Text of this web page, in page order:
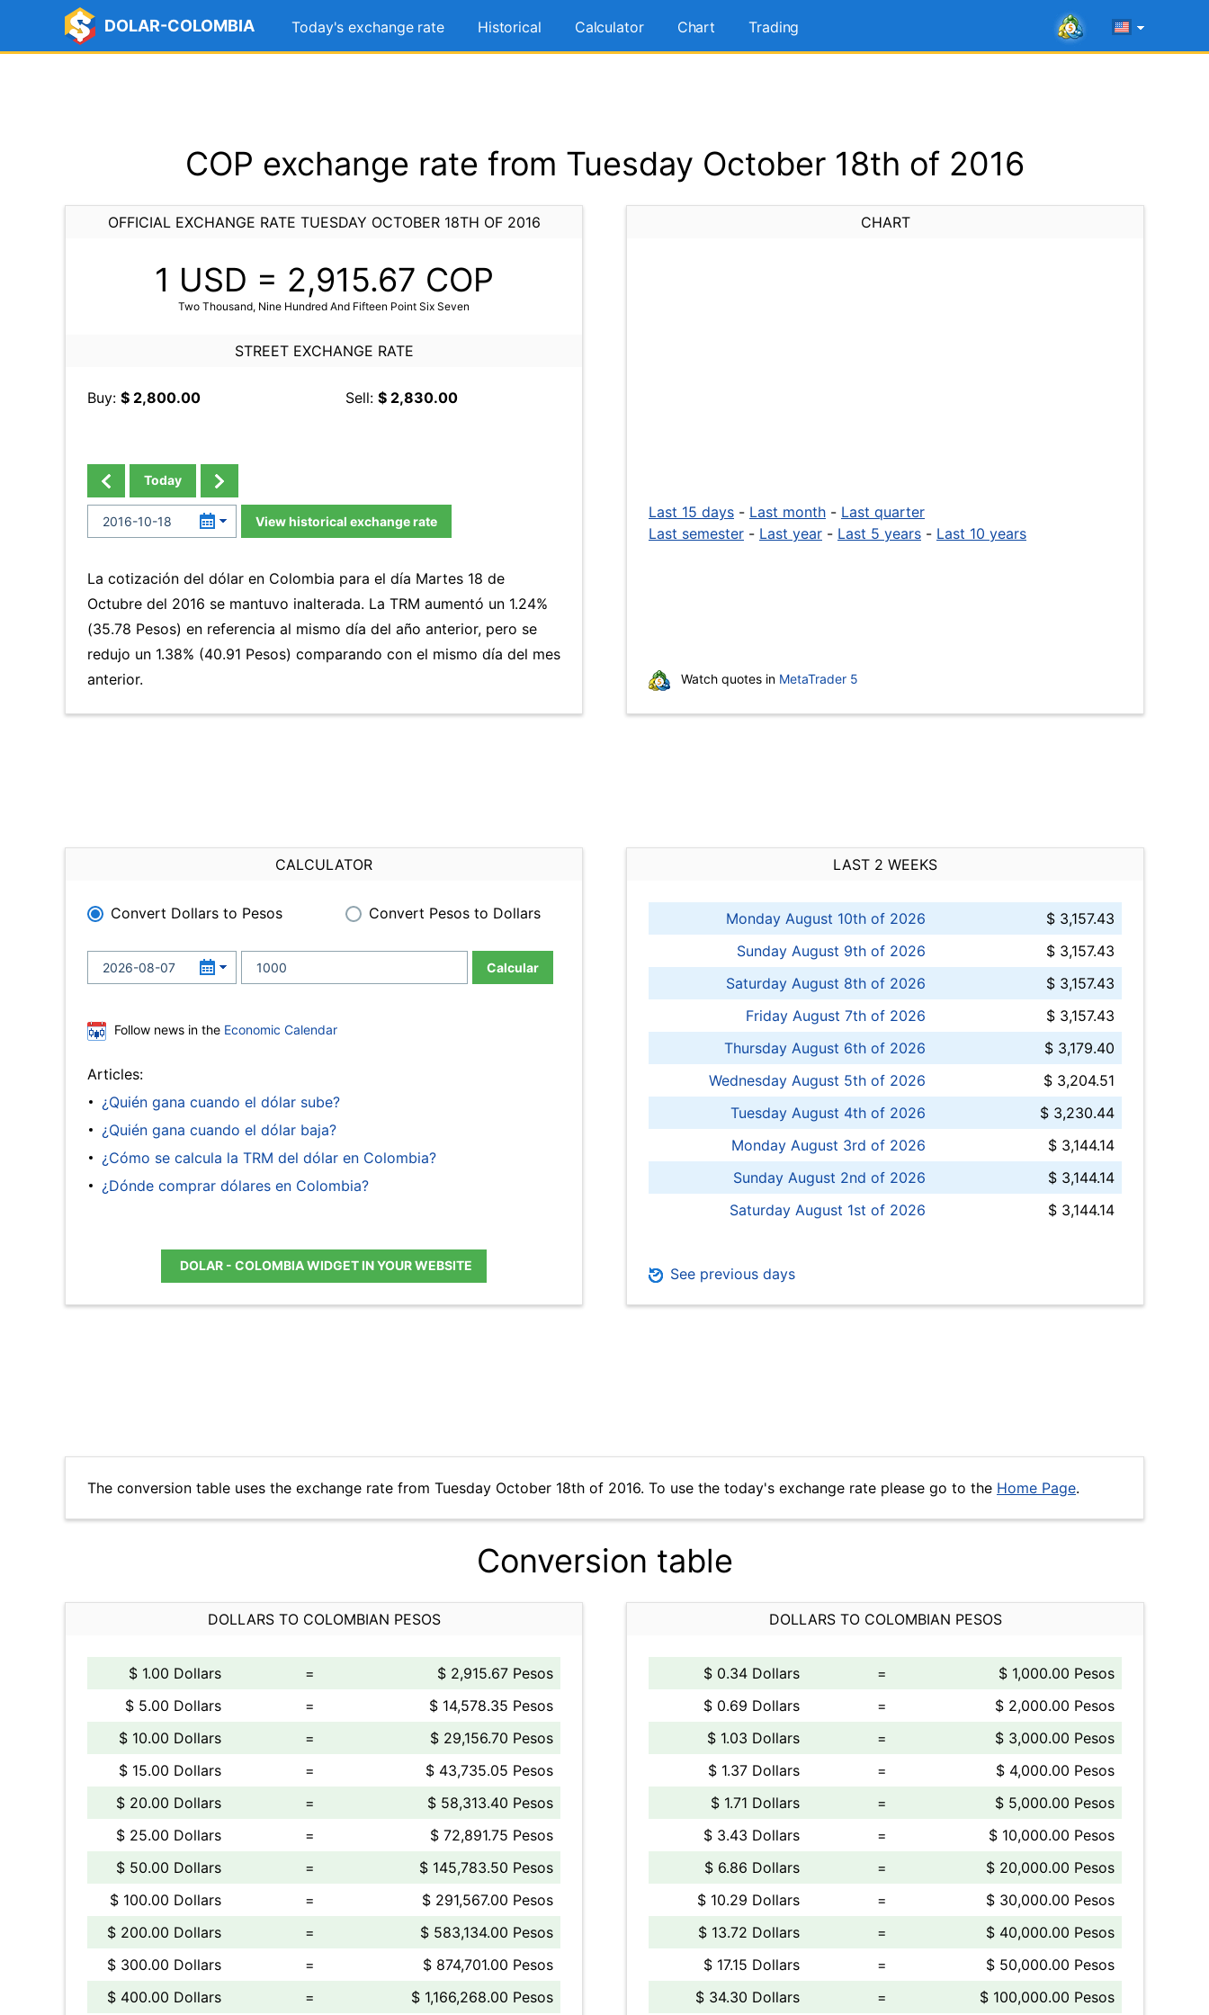
DOLAR-COLOMBIA Today's exchange rate Historical Calculator Chart Trading
COP exchange rate from Tuesday October 18th of 2016
OFFICIAL EXCHANGE RATE TUESDAY OCTOBER 18TH OF 2016
1 USD = 2,915.67 COP
Two Thousand, Nine Hundred And Fifteen Point Six Seven
STREET EXCHANGE RATE
Buy: $ 2,800.00 Sell: $ 2,830.00
Today
View historical exchange rate
La cotización del dólar en Colombia para el día Martes 18 de
Octubre del 2016 se mantuvo inalterada. La TRM aumentó un 1.24%
(35.78 Pesos) en referencia al mismo día del año anterior, pero se
redujo un 1.38% (40.91 Pesos) comparando con el mismo día del mes
anterior.
CHART
Last 15 days - Last month - Last quarter
Last semester - Last year - Last 5 years - Last 10 years
Watch quotes in MetaTrader 5
CALCULATOR
Convert Dollars to Pesos Convert Pesos to Dollars
Calcular
Follow news in the Economic Calendar
Articles:
¿Quién gana cuando el dólar sube?
¿Quién gana cuando el dólar baja?
¿Cómo se calcula la TRM del dólar en Colombia?
¿Dónde comprar dólares en Colombia?
DOLAR - COLOMBIA WIDGET IN YOUR WEBSITE
LAST 2 WEEKS
Monday August 10th of 2026
$ 3,157.43
Sunday August 9th of 2026
$ 3,157.43
Saturday August 8th of 2026
$ 3,157.43
Friday August 7th of 2026
$ 3,157.43
Thursday August 6th of 2026
$ 3,179.40
Wednesday August 5th of 2026
$ 3,204.51
Tuesday August 4th of 2026
$ 3,230.44
Monday August 3rd of 2026
$ 3,144.14
Sunday August 2nd of 2026
$ 3,144.14
Saturday August 1st of 2026
$ 3,144.14
See previous days
The conversion table uses the exchange rate from Tuesday October 18th of 2016. To use the today's exchange rate please go to the Home Page.
Conversion table
DOLLARS TO COLOMBIAN PESOS
$ 1.00 Dollars =
$ 2,915.67 Pesos
$ 5.00 Dollars
=
$ 14,578.35 Pesos
$ 10.00 Dollars
=
$ 29,156.70 Pesos
$ 15.00 Dollars
=
$ 43,735.05 Pesos
$ 20.00 Dollars
=
$ 58,313.40 Pesos
$ 25.00 Dollars
=
$ 72,891.75 Pesos
$ 50.00 Dollars
=
$ 145,783.50 Pesos
$ 100.00 Dollars
=
$ 291,567.00 Pesos
$ 200.00 Dollars
=
$ 583,134.00 Pesos
$ 300.00 Dollars
=
$ 874,701.00 Pesos
$ 400.00 Dollars
= $ 1,166,268.00 Pesos
DOLLARS TO COLOMBIAN PESOS
$ 0.34 Dollars =
$ 1,000.00 Pesos
$ 0.69 Dollars
=
$ 2,000.00 Pesos
$ 1.03 Dollars
=
$ 3,000.00 Pesos
$ 1.37 Dollars
=
$ 4,000.00 Pesos
$ 1.71 Dollars
=
$ 5,000.00 Pesos
$ 3.43 Dollars
=
$ 10,000.00 Pesos
$ 6.86 Dollars
=
$ 20,000.00 Pesos
$ 10.29 Dollars
=
$ 30,000.00 Pesos
$ 13.72 Dollars
=
$ 40,000.00 Pesos
$ 17.15 Dollars
=
$ 50,000.00 Pesos
$ 34.30 Dollars
= $ 100,000.00 Pesos